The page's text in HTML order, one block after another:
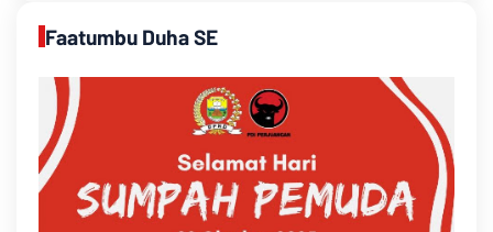
Faatumbu Duha SE